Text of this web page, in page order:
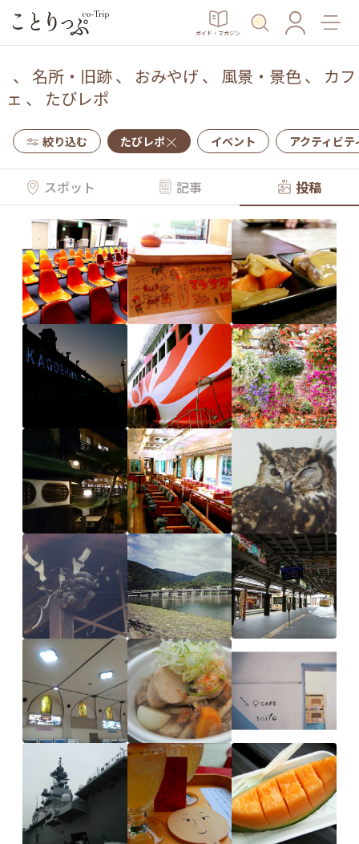
ガイド・マガジン
、 名所・旧跡、 おみやげ 、 風景・景色、 カフ
ェ 、 たびレポ
絞り込む たびレポ イベント アクティビテ
スポット 記事 投稿